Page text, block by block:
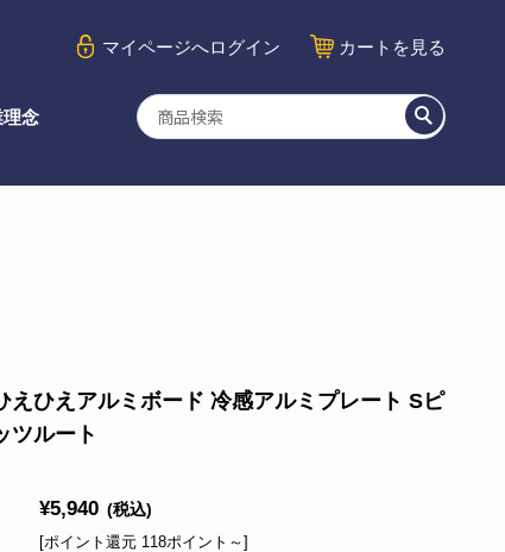
マイページへログイン カート を見る
念
えひえアルミボード 冷感アルミプレート Sピ
ツルート
¥5,940 (税込)
[ポイント還元 118ポイント～]